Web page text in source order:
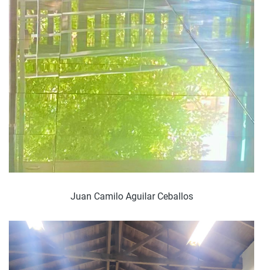
Juan Camilo Aguilar Ceballos